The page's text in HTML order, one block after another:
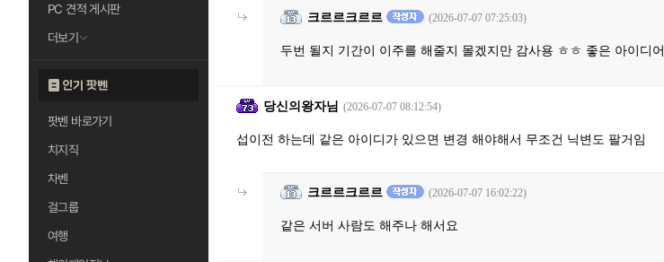
PC 견적 게시판
더보기
인기 팟벤
팟벤 바로가기
치지직
차벤
걸그룹
여행
크르르크르르 (2026-07-07 07:25:03)
두번 될지 기간이 이주를 해줄지 몰겠지만 감사용 ㅎㅎ 좋은 아이디어
당신의왕자님 (2026-07-07 08:12:54)
섭이전 하는데 같은 아이디가 있으면 변경 해야해서 무조건 닉변도 팔거임
크르르크르르 (2026-07-07 16:02:22)
같은 서버 사람도 해주나 해서요